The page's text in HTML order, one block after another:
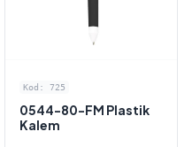
Kod: 725
0544-80-FM Plastik
Kalem